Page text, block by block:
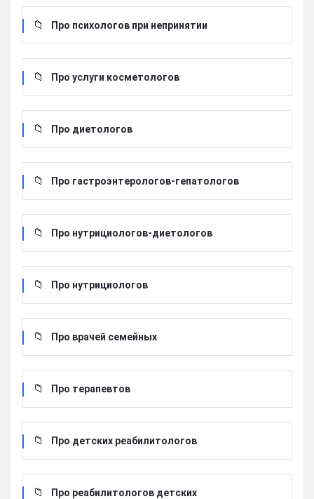
Про психологов при непринятии
Про услуги косметологов
Про диетологов
Про гастроэнтерологов-гепатологов
Про нутрициологов-диетологов
Про нутрициологов
Про врачей семейных
Про терапевтов
Про детских реабилитологов
Про реабилитологов детских